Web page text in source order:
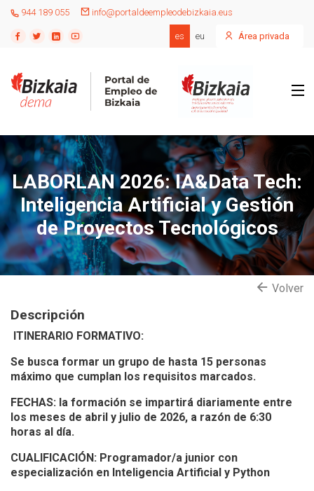
944 189 055 info@portaldeempleodebizkaia.eus
es eu Área privada
LABORLAN 2026: IA&Data Tech:
Inteligencia Artificial y Gestión
de Proyectos Tecnológicos
Volver
Descripción
ITINERARIO FORMATIVO:
Se busca formar un grupo de hasta 15 personas
máximo que cumplan los requisitos marcados.
FECHAS: la formación se impartirá diariamente entre
los meses de abril y julio de 2026, a razón de 6:30
horas al día.
CUALIFICACIÓN: Programador/a junior con
especialización en Inteligencia Artificial y Python